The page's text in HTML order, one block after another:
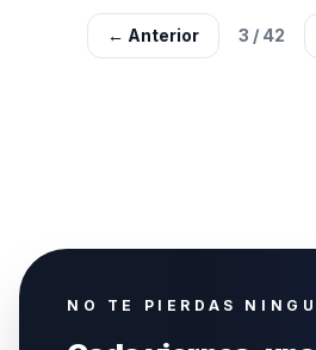
← Anterior 3 / 42
NO TE PIERDAS